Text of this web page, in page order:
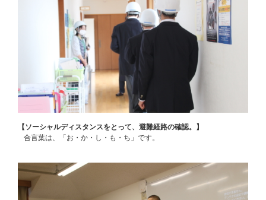
【ソーシャルディスタンスをとって、避難経路の確認。】
合言葉は、「お・か・し・も・ち」です。